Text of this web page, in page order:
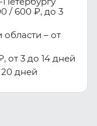
/ 600 ₽, до 3
– от
от 3 до 14 дней
дней